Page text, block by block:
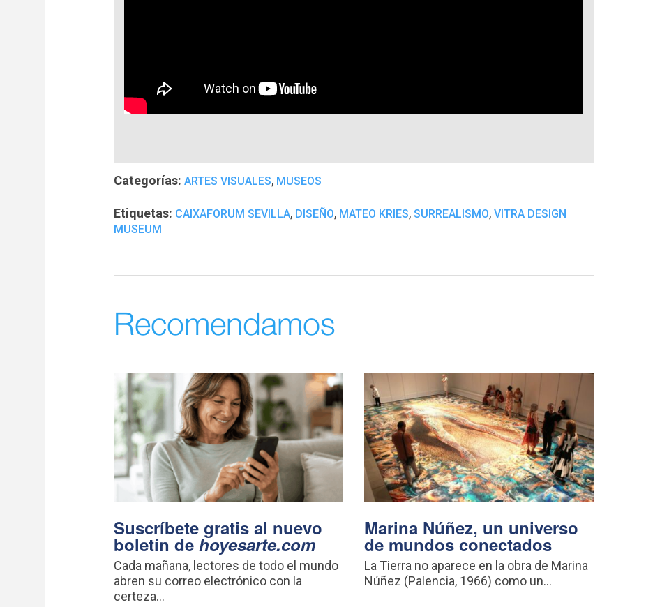
Categorías: ARTES VISUALES, MUSEOS
Etiquetas: CAIXAFORUM SEVILLA, DISEÑO, MATEO KRIES, SURREALISMO, VITRA DESIGN
MUSEUM
Recomendamos
Suscríbete gratis al nuevo
boletín de hoyesarte.com
Cada mañana, lectores de todo el mundo
abren su correo electrónico con la
certeza...
Marina Núñez, un universo
de mundos conectados
La Tierra no aparece en la obra de Marina
Núñez (Palencia, 1966) como un...